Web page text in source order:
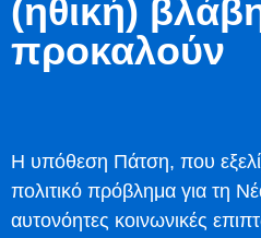
(ηθική)
προκαλούν
Η υπόθεση Πάτση, που
πολιτικό πρόβλημα για τη
αυτονόητες κοινωνικές